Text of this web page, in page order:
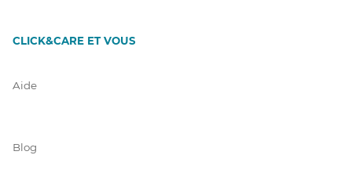
CLICK&CARE ET VOUS
Aide
Blog